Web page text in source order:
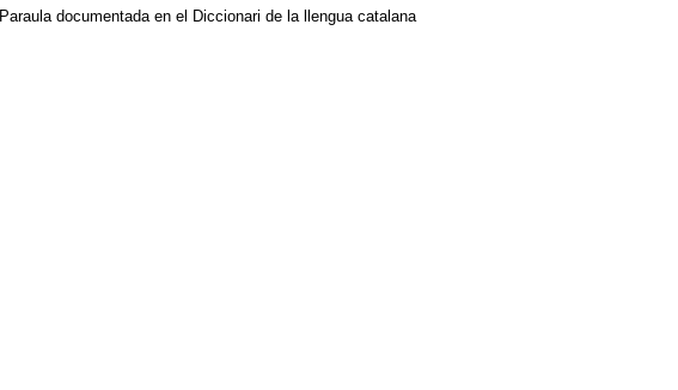
Paraula documentada en el Diccionari de la llengua catalana